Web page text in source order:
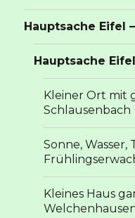
Hauptsache Eifel
Hauptsache
Kleiner Ort mit
Schlausenbach
Sonne,
Kleines Haus